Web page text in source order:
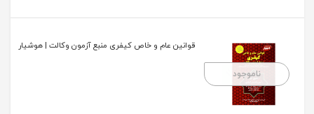
ناموجود
قوانین عام و خاص کیفری منبع آزمون وکالت | هوشیار